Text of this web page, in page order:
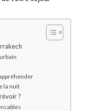
la nuit
?